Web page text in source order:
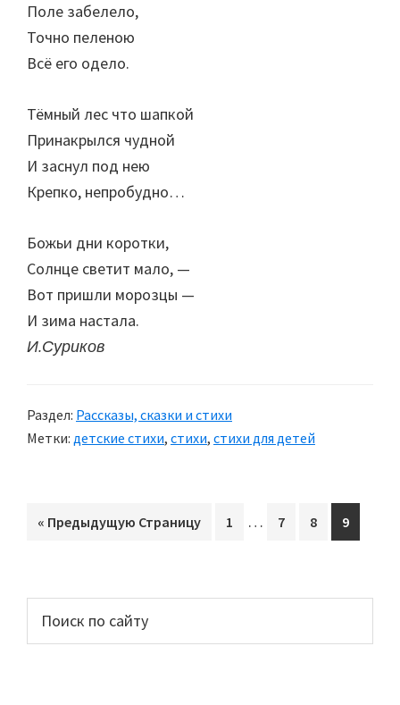
Поле забелело,
Точно пеленою
Всё его одело.
Тёмный лес что шапкой
Принакрылся чудной
И заснул под нею
Крепко, непробудно…
Божьи дни коротки,
Солнце светит мало, —
Вот пришли морозцы —
И зима настала.
И.Суриков
Раздел: Рассказы, сказки и стихи
Метки: детские стихи, стихи, стихи для детей
« Перейти
Предыдущую Страницу
Перейти
1
Interim
…
Перейти
7
Перейти
8
Перейти
на
9
Основной
сайдбар